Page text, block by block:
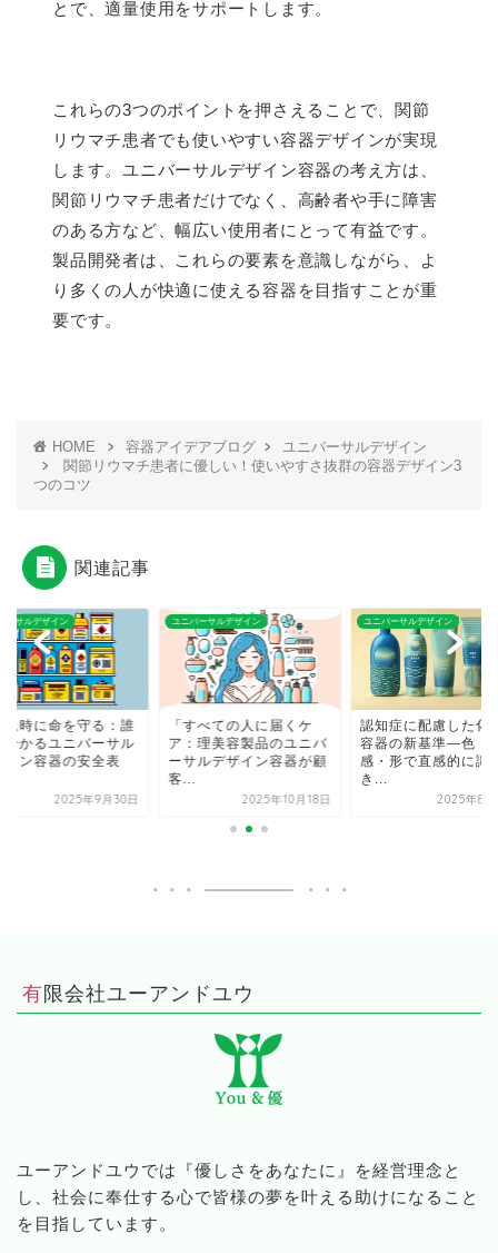
とで、適量使用をサポートします。
これらの3つのポイントを押さえることで、関節
リウマチ患者でも使いやすい容器デザインが実現
します。ユニバーサルデザイン容器の考え方は、
関節リウマチ患者だけでなく、高齢者や手に障害
のある方など、幅広い使用者にとって有益です。
製品開発者は、これらの要素を意識しながら、よ
り多くの人が快適に使える容器を目指すことが重
要です。
HOME 容器アイデアブログ
ユニバーサルデザイン
関節リウマチ患者に優しい！使いやすさ抜群の容器デザイン3
つのコツ
関連記事
ーサルデザイン
急時に命を守る：誰
分かるユニバーサル
イン容器の安全表
2025年9月30日
ユニバーサルデザイン
「すべての人に届くケ
ア：理美容製品のユニバ
ーサルデザイン容器が顧
客...
2025年10月18日
ユニバーサルデザイン
認知症に配慮した化
容器の新基準―色・
感・形で直感的に識
き...
2025年8
有限会社ユーアンドユウ
ユーアンドユウでは『優しさをあなたに』を経営理念と
し、社会に奉仕する心で皆様の夢を叶える助けになること
を目指しています。